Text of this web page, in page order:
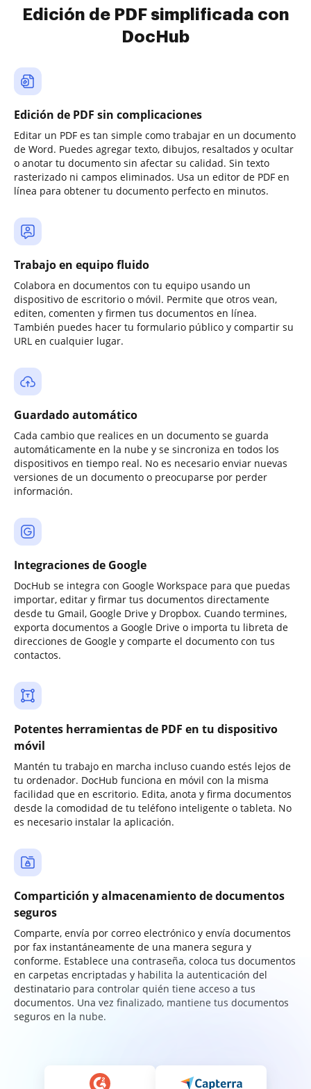
Edición de PDF simplificada con
DocHub
Edición de PDF sin complicaciones
Editar un PDF es tan simple como trabajar en un documento
de Word. Puedes agregar texto, dibujos, resaltados y ocultar
o anotar tu documento sin afectar su calidad. Sin texto
rasterizado ni campos eliminados. Usa un editor de PDF en
línea para obtener tu documento perfecto en minutos.
Trabajo en equipo fluido
Colabora en documentos con tu equipo usando un
dispositivo de escritorio o móvil. Permite que otros vean,
editen, comenten y firmen tus documentos en línea.
También puedes hacer tu formulario público y compartir su
URL en cualquier lugar.
Guardado automático
Cada cambio que realices en un documento se guarda
automáticamente en la nube y se sincroniza en todos los
dispositivos en tiempo real. No es necesario enviar nuevas
versiones de un documento o preocuparse por perder
información.
Integraciones de Google
DocHub se integra con Google Workspace para que puedas
importar, editar y firmar tus documentos directamente
desde tu Gmail, Google Drive y Dropbox. Cuando termines,
exporta documentos a Google Drive o importa tu libreta de
direcciones de Google y comparte el documento con tus
contactos.
Potentes herramientas de PDF en tu dispositivo
móvil
Mantén tu trabajo en marcha incluso cuando estés lejos de
tu ordenador. DocHub funciona en móvil con la misma
facilidad que en escritorio. Edita, anota y firma documentos
desde la comodidad de tu teléfono inteligente o tableta. No
es necesario instalar la aplicación.
Compartición y almacenamiento de documentos
seguros
Comparte, envía por correo electrónico y envía documentos
por fax instantáneamente de una manera segura y
conforme. Establece una contraseña, coloca tus documentos
en carpetas encriptadas y habilita la autenticación del
destinatario para controlar quién tiene acceso a tus
documentos. Una vez finalizado, mantiene tus documentos
seguros en la nube.